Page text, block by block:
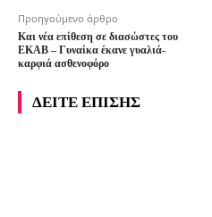
Προηγούμενο άρθρο
Και νέα επίθεση σε διασώστες του
ΕΚΑΒ – Γυναίκα έκανε γυαλιά-
καρφιά ασθενοφόρο
ΔΕΙΤΕ ΕΠΙΣΗΣ